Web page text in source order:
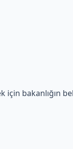
için bakanlığın